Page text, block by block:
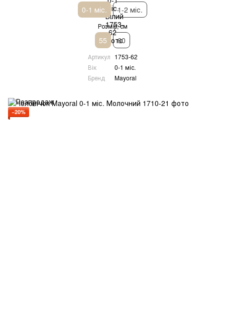
0-1 міс. 1-2 міс.
Розмір, см
55 60
Артикул 1753-62
Вік
0-1 міс.
Бренд
Mayoral
−20%